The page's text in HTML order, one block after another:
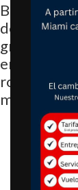
Bolsas de
de aire
grandes, 4
ropa,
mudanza